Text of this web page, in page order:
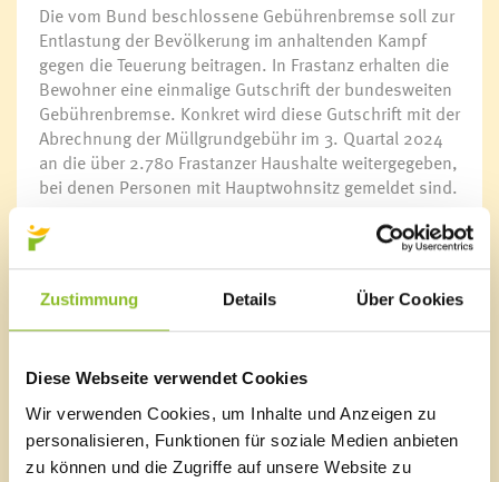
Zustimmung Details Über Cookies
Diese Webseite verwendet Cookies
Wir verwenden Cookies, um Inhalte und Anzeigen zu
personalisieren, Funktionen für soziale Medien anbieten
zu können und die Zugriffe auf unsere Website zu
Die vom Bund beschlossene Gebührenbremse soll zur
Entlastung der Bevölkerung im anhaltenden Kampf
gegen die Teuerung beitragen. In Frastanz erhalten die
Bewohner eine einmalige Gutschrift der bundesweiten
Gebührenbremse. Konkret wird diese Gutschrift mit der
Abrechnung der Müllgrundgebühr im 3. Quartal 2024
an die über 2.780 Frastanzer Haushalte weitergegeben,
bei denen Personen mit Hauptwohnsitz gemeldet sind.
Mit der Gebührenbremse gewährt der Bund den
Gemeinden einen einmaligen Zweckzuschuss, um
Gemeindeeinrichtungen und -anlagen zu senken. Die
Anteile richten sich dabei nach der Einwohnerzahl. Für
Gesamtbetrag von 110.396 Euro, der vollständig
weitergegeben wird. Die Gemeindevertretung hat in
ihrer jüngsten Sitzung dazu einen einstimmigen
Beschluss gefasst.